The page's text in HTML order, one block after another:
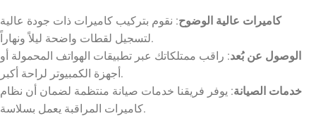
كاميرات عالية الوضوح: نقوم بتركيب كاميرات ذات جودة عالية
لتسجيل لقطات واضحة ليلاً ونهاراً.
الوصول عن بُعد: راقب ممتلكاتك عبر تطبيقات الهواتف المحمولة أو
أجهزة الكمبيوتر لراحة أكبر.
خدمات الصيانة: يوفر فريقنا خدمات صيانة منتظمة لضمان أن نظام
كاميرات المراقبة يعمل بسلاسة.